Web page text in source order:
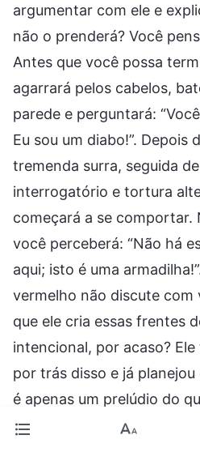
argumentar com ele e
não o prenderá? Você
Antes que você possa
agarrará pelos cabelos,
parede e perguntará:
Eu sou um diabo!”. Depois
tremenda surra, seguida
interrogatório e tortura
começará a se comportar.
você perceberá: “Não há
aqui; isto é uma
vermelho não discute
que ele cria essas frentes
intencional, por acaso?
por trás disso e já
é apenas um prelúdio do
pessoas talvez pensem,